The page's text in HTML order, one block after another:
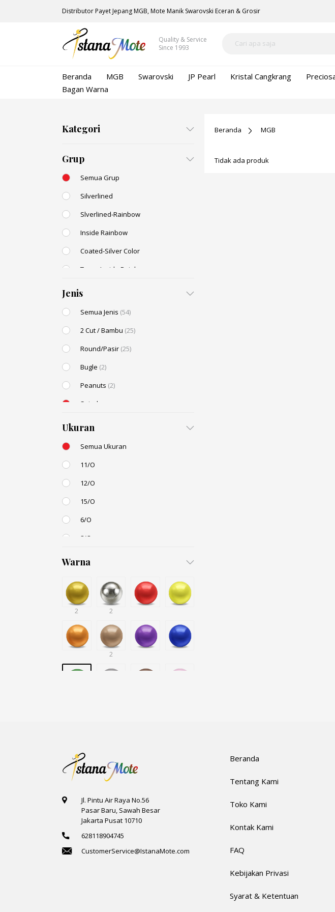
Distributor Payet Jepang MGB, Mote Manik Swarovski Eceran & Grosir
Quality & Service
Since 1993
Beranda MGB Swarovski JP Pearl Kristal Cangkrang
Bagan Warna
Kategori
Grup
Semua Grup
Silverlined
Slverlined-Rainbow
Inside Rainbow
Coated-Silver Color
Trans-Inside Rainbow
Jenis
Semua Jenis (54)
2 Cut / Bambu (25)
Round/Pasir (25)
Bugle (2)
Peanuts (2)
Spiral
Ukuran
Semua Ukuran
11/O
12/O
15/O
6/O
8/O
6mm
Small / S-P
Warna
2 2
2
Beranda MGB
Tidak ada produk
Jl. Pintu Air Raya No.56
Pasar Baru, Sawah Besar
Jakarta Pusat 10710
628118904745
CustomerService@IstanaMote.com
Beranda
Tentang Kami
Toko Kami
Kontak Kami
FAQ
Kebijakan Privasi
Syarat & Ketentuan